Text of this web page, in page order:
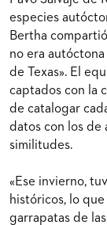
especies
Bertha
no era
de Texas». El
captados con la
de catalogar
datos con los de
similitudes.
«Ese invierno,
históricos, lo
garrapatas de